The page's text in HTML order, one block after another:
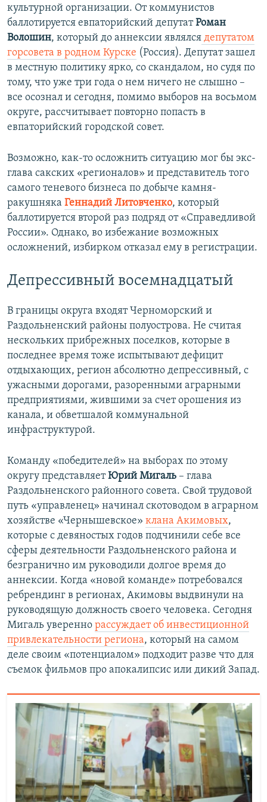
культурной организации. От коммунистов
баллотируется евпаторийский депутатРоман
Волошин, который до аннексии являлся депутатом
горсовета в родном Курске (Россия). Депутат зашел
в местную политику ярко, со скандалом, но судя по
тому, что уже три года о нем ничего не слышно –
все осознал и сегодня, помимо выборов на восьмом
округе, рассчитывает повторно попасть в
евпаторийский городской совет.
Возможно, как-то осложнить ситуацию мог бы экс-
глава сакских «регионалов» и представитель того
самого теневого бизнеса по добыче камня-
ракушняка Геннадий Литовченко, который
баллотируется второй раз подряд от «Справедливой
России». Однако, во избежание возможных
осложнений, избирком отказал ему в регистрации.
Депрессивный восемнадцатый
В границы округа входят Черноморский и
Раздольненский районы полуострова. Не считая
нескольких прибрежных поселков, которые в
последнее время тоже испытывают дефицит
отдыхающих, регион абсолютно депрессивный, с
ужасными дорогами, разоренными аграрными
предприятиями, жившими за счет орошения из
канала, и обветшалой коммунальной
инфраструктурой.
Команду «победителей» на выборах по этому
округу представляетЮрий Мигаль – глава
Раздольненского районного совета. Свой трудовой
путь «управленец» начинал скотоводом в аграрном
хозяйстве «Чернышевское» клана Акимовых,
которые с девяностых годов подчинили себе все
сферы деятельности Раздольненского района и
безгранично им руководили долгое время до
аннексии. Когда «новой команде» потребовался
ребрендинг в регионах, Акимовы выдвинули на
руководящую должность своего человека. Сегодня
Мигаль уверенно рассуждает об инвестиционной
привлекательности региона, который на самом
деле своим «потенциалом» подходит разве что для
съемок фильмов про апокалипсис или дикий Запад.